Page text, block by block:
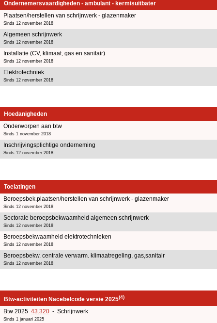
Ondernemersvaardigheden - ambulant - kermisuitbater
Plaatsen/herstellen van schrijnwerk - glazenmaker
Sinds 12 november 2018
Algemeen schrijnwerk
Sinds 12 november 2018
Installatie (CV, klimaat, gas en sanitair)
Sinds 12 november 2018
Elektrotechniek
Sinds 12 november 2018
Hoedanigheden
Onderworpen aan btw
Sinds 1 november 2018
Inschrijvingsplichtige onderneming
Sinds 12 november 2018
Toelatingen
Beroepsbek.plaatsen/herstellen van schrijnwerk - glazenmaker
Sinds 12 november 2018
Sectorale beroepsbekwaamheid algemeen schrijnwerk
Sinds 12 november 2018
Beroepsbekwaamheid elektrotechnieken
Sinds 12 november 2018
Beroepsbekw. centrale verwarm. klimaatregeling, gas,sanitair
Sinds 12 november 2018
Btw-activiteiten Nacebelcode versie 2025(4)
Btw 2025 43.320 - Schrijnwerk
Sinds 1 januari 2025